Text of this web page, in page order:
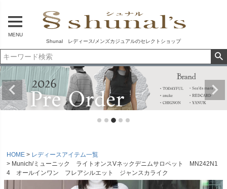
MENU
Shunal レディース/メンズカジュアルのセレクトショップ
HOME
レディースアイテム一覧
Munich/ミューニック ライトオンスVネックデニムサロペット MN242N1
4 オールインワン フレアシルエット ジャンスカライク